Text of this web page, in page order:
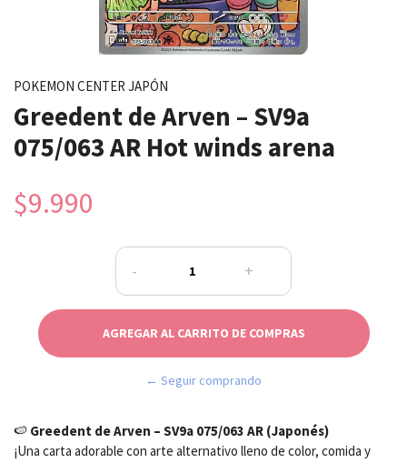
POKEMON CENTER JAPÓN
Greedent de Arven – SV9a
075/063 AR Hot winds arena
$9.990
- +
← Seguir comprando
🍉 Greedent de Arven – SV9a 075/063 AR (Japonés)
¡Una carta adorable con arte alternativo lleno de color, comida y